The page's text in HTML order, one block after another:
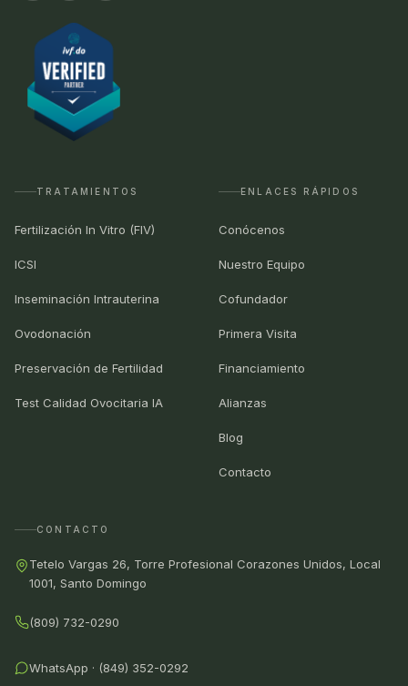
TRATAMIENTOS
Fertilización In Vitro (FIV)
ICSI
Inseminación Intrauterina
Ovodonación
Preservación de Fertilidad
Test Calidad Ovocitaria IA
ENLACES RÁPIDOS
Conócenos
Nuestro Equipo
Cofundador
Primera Visita
Financiamiento
Alianzas
Blog
Contacto
CONTACTO
Tetelo Vargas 26, Torre Profesional Corazones Unidos, Local
1001, Santo Domingo
(809) 732-0290
WhatsApp · (849) 352-0292